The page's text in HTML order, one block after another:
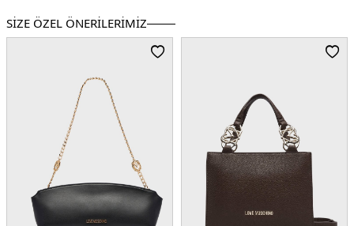
Detaylar :
-Önde metal logo detayı
5DK2JC4192PP1NKD0000.07
SİZE ÖZEL ÖNERİLERİMİZ